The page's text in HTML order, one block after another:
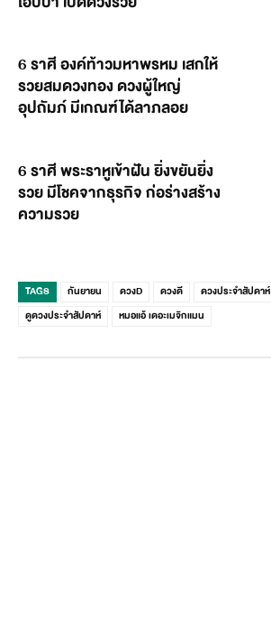
6 ราศี องค์ท้าวมหาพรหม เสกให้
รวยสมดวงทอง ดวงผู้ใหญ่
อุปถัมภ์ มีเกณฑ์ได้ลาภลอย
6 ราศี พระราหูเข้าฝัน ยิ่งขยันยิ่ง
รวย มีโชคจากธุรกิจ ก่อร่างสร้าง
ความรวย
TAGS กันยายน ดวงD ดวงดี ดวงประจำสัปดาห์
ดูดวงประจำสัปดาห์
หมอแอ้ เดอะเมจิกแมน